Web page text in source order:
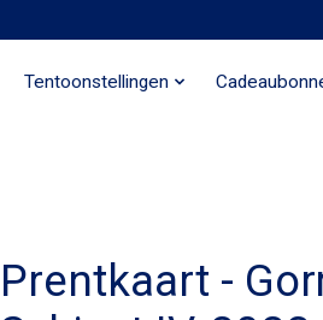
Tentoonstellingen
Prentkaart -